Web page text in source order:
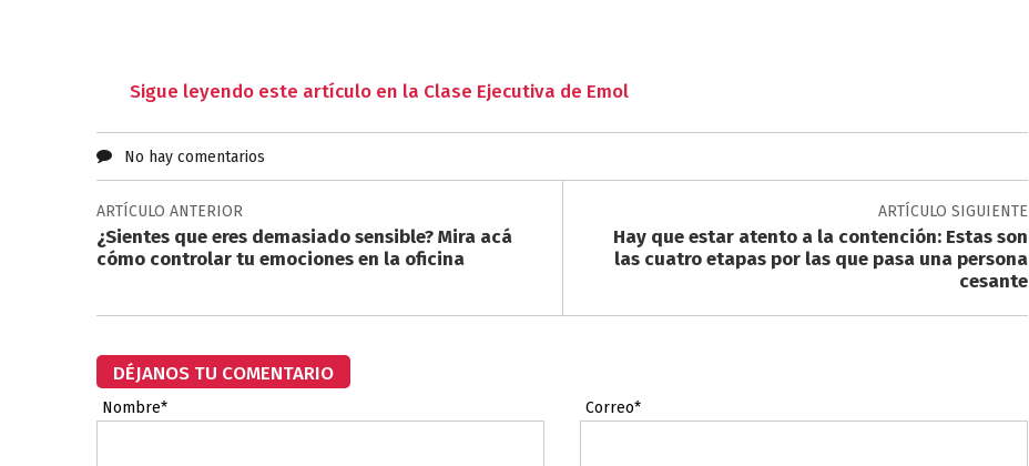
Sigue leyendo este artículo en la Clase Ejecutiva de Emol
No hay comentarios
ARTÍCULO ANTERIOR
¿Sientes que eres demasiado sensible? Mira acá
cómo controlar tu emociones en la oficina
ARTÍCULO SIGUIENTE
Hay que estar atento a la contención: Estas son
las cuatro etapas por las que pasa una persona
cesante
DÉJANOS TU COMENTARIO
Nombre* Correo*